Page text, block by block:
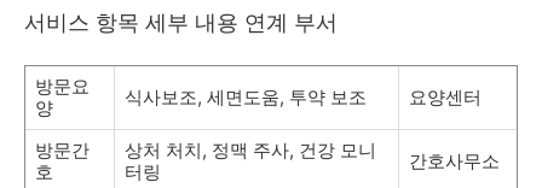
서비스 항목 세부 내용 연계 부서
방문요
양
식사보조, 세면도움, 투약 보조 요양센터
방문간
호
상처 처치, 정맥 주사, 건강 모니
터링
간호사무소